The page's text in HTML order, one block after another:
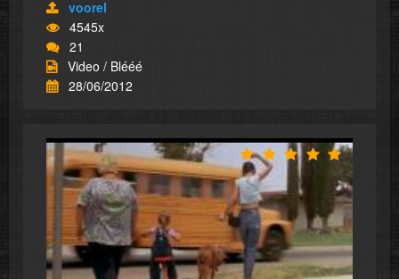
voorel
4545x
21
Video / Blééé
28/06/2012